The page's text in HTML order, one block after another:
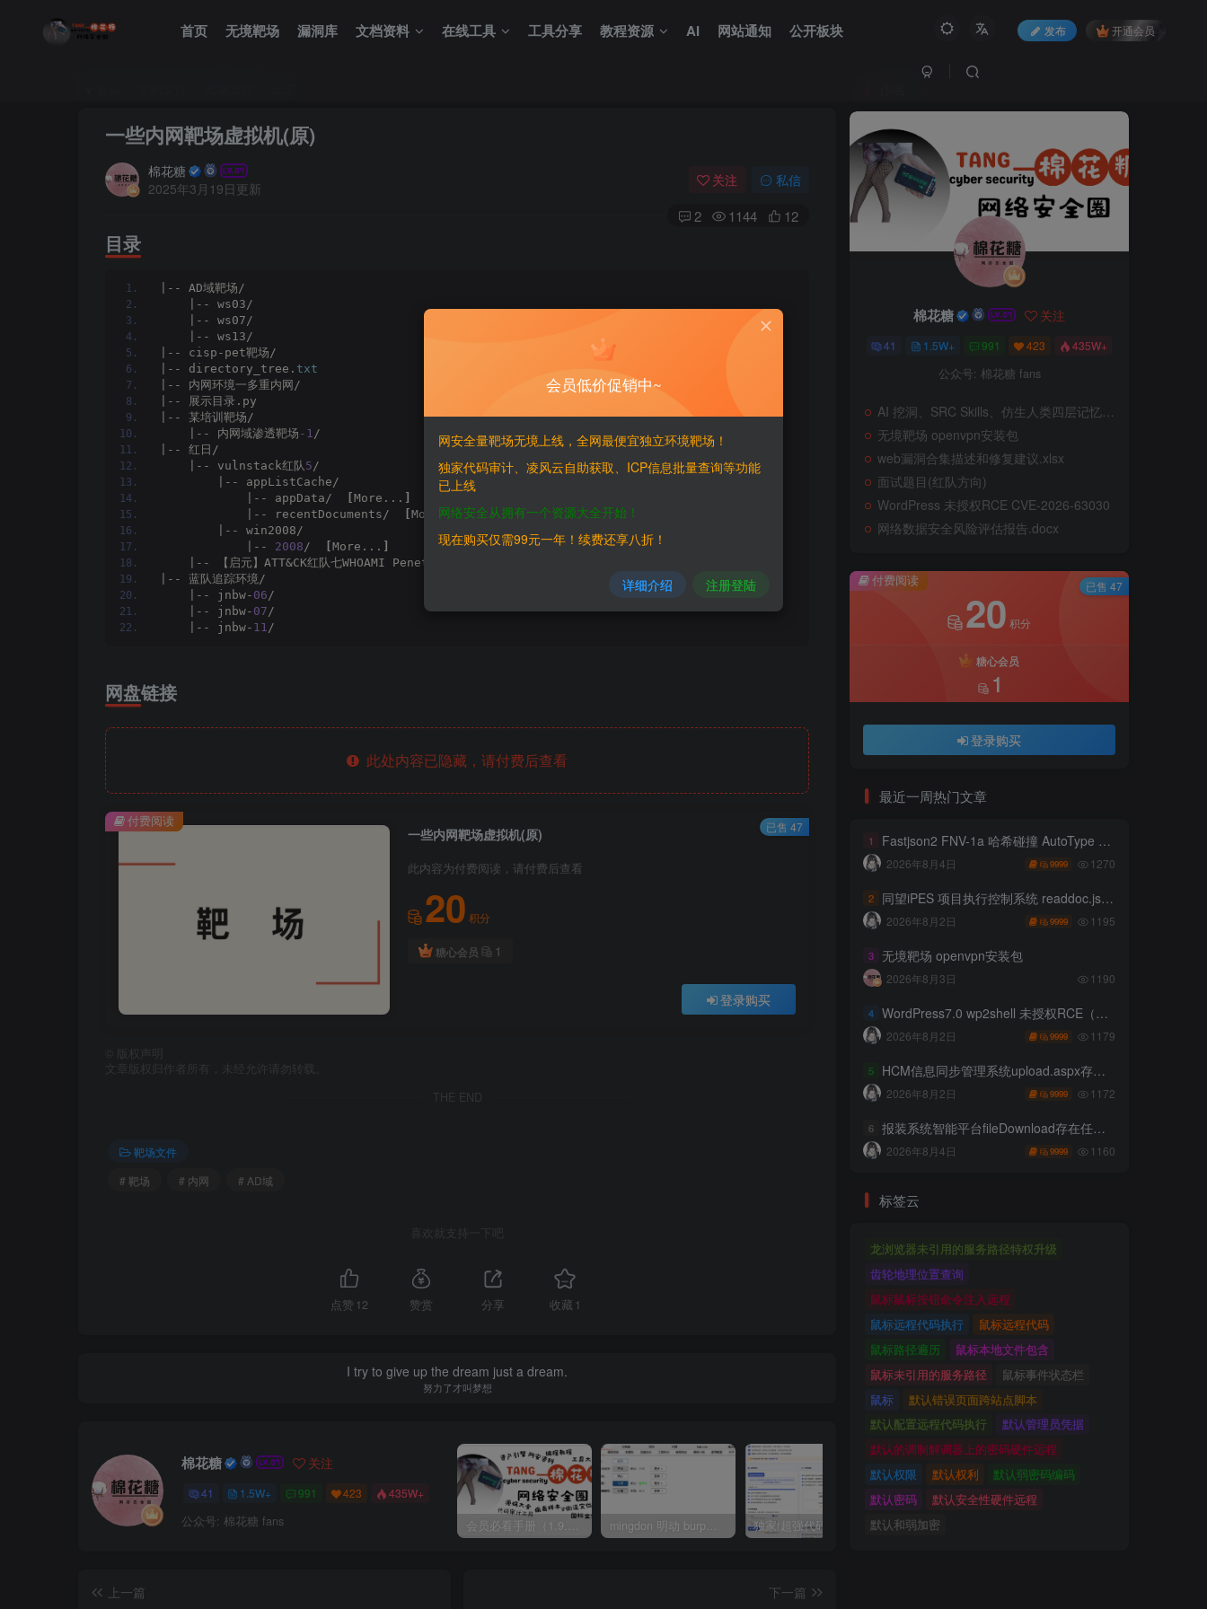
首页 无境靶场 漏洞库 文档资料 在线工具 工具分享 教程资源 AI 网站通知 公开板块 发布 开通会员
一些内网靶场虚拟机(原)
棉花糖
2025年3月19日更新
关注 私信
2 1144 12
目录
|-- AD域靶场/
    |-- ws03/
    |-- ws07/
    |-- ws13/
|-- cisp-pet靶场/
|-- directory_tree. txt
|-- 内网环境一多重内网/
|-- 展示目录.py
|-- 某培训靶场/
    |-- 内网域渗透靶场
-1 /
|-- 红日/
    |-- vulnstack红队
5 /
        |-- appListCache/
            |-- appData/
More...
            |-- recentDocuments/
More...]
        |-- win2008/
            |--
2008 / More...
    |-- 【启元】ATT&CK红队七WHOAMI Penetration/
|-- 蓝队追踪环境/
    |-- jnbw-
06 /
    |-- jnbw-
07 /
    |-- jnbw-
11 /
网盘链接
此处内容已隐藏，请付费后查看
一些内网靶场虚拟机(原)
此内容为付费阅读，请付费后查看
20 积分
糖心会员 1
登录购买
付费阅读 已售 47
版权声明
文章版权归作者所有，未经允许请勿转载。
THE END
靶场文件
# 靶场
# 内网 # AD域
喜欢就支持一下吧
点赞 12 赞赏 分享 收藏 1
I try to give up the dream just a dream.
努力了才叫梦想
棉花糖 关注
41 1.5W+ 991 423 435W+
公众号: 棉花糖 fans 会员必看手册（1.9.0版本 26.4.5更新） mingdon 明动 burp插件0.2.6版本 本地时间校验去除版
上一篇
下一篇
棉花糖 关注
41 1.5W+ 991 423 435W+
公众号: 棉花糖 fans
AI 挖洞、SRC Skills、仿生人类四层记忆系统
无境靶场 openvpn安装包
web漏洞合集描述和修复建议.xlsx
面试题目(红队方向)
WordPress 未授权RCE CVE-2026-63030
网络数据安全风险评估报告.docx
付费阅读
20 积分
糖心会员
1
登录购买
已售 47
最近一周热门文章
1 Fastjson2 FNV-1a 哈希碰撞 AutoType 绕过远程代码执行
2026年8月4日 9999 1270
2 同望iPES 项目执行控制系统 readdoc.jsp存在任意文件读取
2026年8月2日 9999 1195
3 无境靶场 openvpn安装包
2026年8月3日 1190
4 WordPress7.0 wp2shell 未授权RCE（CVE-2026-63030 CVE-2026-60137）
2026年8月2日 9999 1179
5 HCM信息同步管理系统upload.aspx存在任意文件上传
2026年8月2日 9999 1172
6 报装系统智能平台fileDownload存在任意文件读取
2026年8月4日 9999 1160
标签云
龙浏览器未引用的服务路径特权升级
齿轮地理位置查询
鼠标鼠标按钮命令注入远程
鼠标远程代码执行
鼠标远程代码
鼠标路径遍历
鼠标本地文件包含
鼠标未引用的服务路径
鼠标事件状态栏
鼠标
默认错误页面跨站点脚本
默认配置远程代码执行
默认管理员凭据
默认的调制解调器上的密码硬件远程
默认权限
默认权利
默认弱密码编码
默认密码
默认安全性硬件远程
默认和弱加密
会员低价促销中~
网安全量靶场无境上线，全网最便宜独立环境靶场！
独家代码审计、凌风云自助获取、ICP信息批量查询等功能
已上线
网络安全从拥有一个资源大全开始！
现在购买仅需99元一年！续费还享八折！
详细介绍 注册登陆